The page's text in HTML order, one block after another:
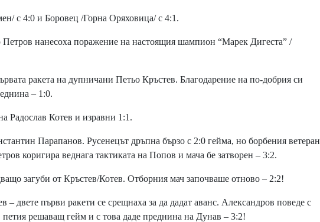
с 4:0 и Боровец /Горна Оряховица/ с 4:1.
нанесоха поражение на настоящия шампион “Марек Дигеста” /
ракета на дупничани Петьо Кръстев. Благодарение на по-добрия си
– 1:0.
Радослав Котев и изравни 1:1.
Парапанов. Русенецът дръпна бързо с 2:0 гейма, но борбения ветеран
коригира веднага тактиката на Попов и мача бе затворен – 3:2.
загуби от Кръстев/Котев. Отборния мач започваше отново – 2:2!
двете първи ракети се срещнаха за да дадат аванс. Александров поведе с
решаващ гейм и с това даде преднина на Дунав – 3:2!